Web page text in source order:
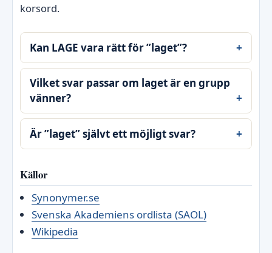
korsord.
Kan LAGE vara rätt för ”laget”?
Vilket svar passar om laget är en grupp
vänner?
Är ”laget” självt ett möjligt svar?
Källor
Synonymer.se
Svenska Akademiens ordlista (SAOL)
Wikipedia